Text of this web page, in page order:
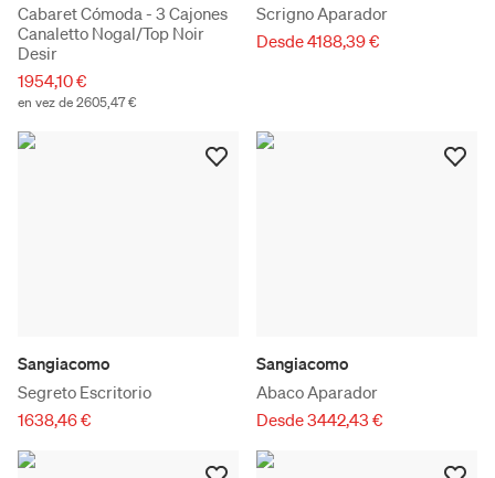
Cabaret Cómoda - 3 Cajones
Canaletto Nogal/Top Noir
Desir
1954,10 €
en vez de 2605,47 €
Scrigno Aparador
Desde 4188,39 €
Sangiacomo
Segreto Escritorio
1638,46 €
Sangiacomo
Abaco Aparador
Desde 3442,43 €